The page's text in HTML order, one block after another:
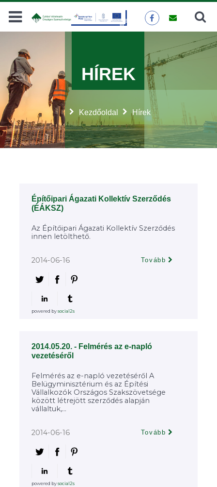
Keresés
Kezdőoldal Hírek
HÍREK
Építőipari Ágazati Kollektív Szerződés
(ÉÁKSZ)
Az Építőipari Ágazati Kollektív Szerződés
innen letölthető.
2014-06-16 Tovább
powered bysocial2s
2014.05.20. - Felmérés az e-napló
vezetéséről
Felmérés az e-napló vezetéséről A
Belügyminisztérium és az Építési
Vállalkozók Országos Szakszövetsége
között létrejött szerződés alapján
vállaltuk,...
2014-06-16 Tovább
powered bysocial2s